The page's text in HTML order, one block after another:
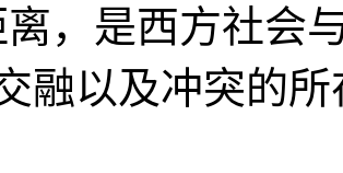
离，是西方社会
融以及冲突的所